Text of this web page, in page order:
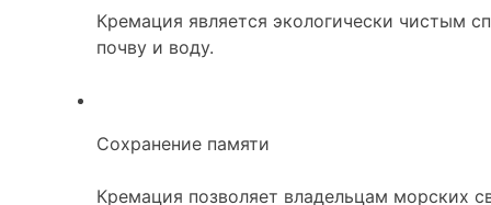
Кремация является экологически чистым
почву и воду.
Сохранение памяти
Кремация позволяет владельцам морских